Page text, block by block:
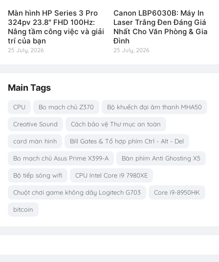
Màn hình HP Series 3 Pro
324pv 23.8" FHD 100Hz:
Nâng tầm công việc và giải
trí của bạn
25 July, 2026
Canon LBP6030B: Máy In
Laser Trắng Đen Đáng Giá
Nhất Cho Văn Phòng & Gia
Đình
25 July, 2026
Main Tags
CPU Bo mạch chủ Z370 Bộ khuếch đại âm thanh MHA50
Creative Sound Cách bảo vệ Thư mục an toàn
card màn hình Bill Gates & Tổ hợp phím Ctrl - Alt - Del
Bo mạch chủ Asus Prime X399-A Bàn phím Anti Ghosting X5
Bộ tiếp sóng wifi CPU Intel Core i9 7980XE
Chuột chơi game không dây Logitech G703 Core i9-8950HK
bitcoin